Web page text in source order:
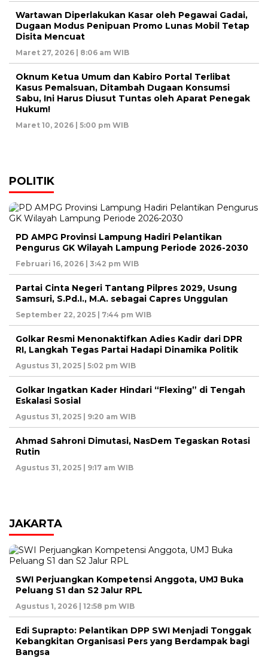
Wartawan Diperlakukan Kasar oleh Pegawai Gadai,
Dugaan Modus Penipuan Promo Lunas Mobil Tetap
Disita Mencuat
Maret 27, 2026 | 8:06 am WIB
Oknum Ketua Umum dan Kabiro Portal Terlibat
Kasus Pemalsuan, Ditambah Dugaan Konsumsi
Sabu, Ini Harus Diusut Tuntas oleh Aparat Penegak
Hukum!
Maret 10, 2026 | 5:00 pm WIB
POLITIK
PD AMPG Provinsi Lampung Hadiri Pelantikan
Pengurus GK Wilayah Lampung Periode 2026-2030
Februari 16, 2026 | 3:42 pm WIB
Partai Cinta Negeri Tantang Pilpres 2029, Usung
Samsuri, S.Pd.I., M.A. sebagai Capres Unggulan
September 22, 2025 | 7:44 pm WIB
Golkar Resmi Menonaktifkan Adies Kadir dari DPR
RI, Langkah Tegas Partai Hadapi Dinamika Politik
Agustus 31, 2025 | 5:02 pm WIB
Golkar Ingatkan Kader Hindari “Flexing” di Tengah
Eskalasi Sosial
Agustus 31, 2025 | 9:20 am WIB
Ahmad Sahroni Dimutasi, NasDem Tegaskan Rotasi
Rutin
Agustus 31, 2025 | 9:17 am WIB
JAKARTA
SWI Perjuangkan Kompetensi Anggota, UMJ Buka
Peluang S1 dan S2 Jalur RPL
Agustus 1, 2026 | 12:58 pm WIB
Edi Suprapto: Pelantikan DPP SWI Menjadi Tonggak
Kebangkitan Organisasi Pers yang Berdampak bagi
Bangsa